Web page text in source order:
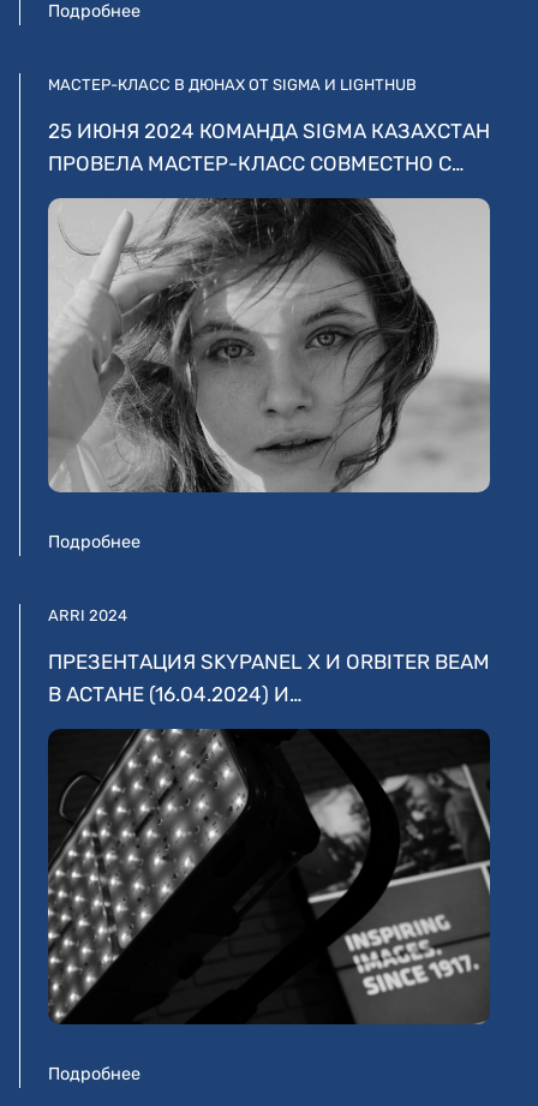
Подробнее
МАСТЕР-КЛАСС В ДЮНАХ ОТ SIGMA И LIGHTHUB
25 ИЮНЯ 2024 КОМАНДА SIGMA КАЗАХСТАН
ПРОВЕЛА МАСТЕР-КЛАСС СОВМЕСТНО С…
Подробнее
ARRI 2024
ПРЕЗЕНТАЦИЯ SKYPANEL X И ORBITER BEAM
В АСТАНЕ (16.04.2024) И…
Подробнее